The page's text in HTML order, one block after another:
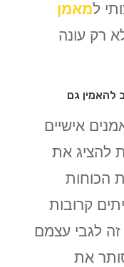
למאמן
רק עונה
להאמין גם
אישיים
להציג את
הכוחות
קרובות
לגבי עצמם
את